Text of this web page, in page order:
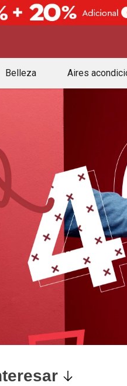
Belleza Aires